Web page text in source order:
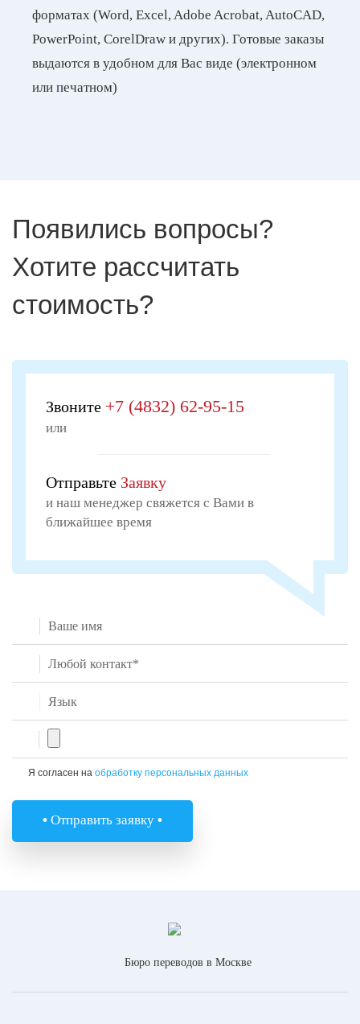
форматах (Word, Excel, Adobe Acrobat, AutoCAD,
PowerPoint, CorelDraw и других). Готовые заказы
выдаются в удобном для Вас виде (электронном
или печатном)
Появились вопросы?
Хотите рассчитать
стоимость?
Звоните +7 (4832) 62-95-15
или
Отправьте Заявку
и наш менеджер свяжется с Вами в
ближайшее время
Я согласен на обработку персональных данных
• Отправить заявку •
Бюро переводов в Москве